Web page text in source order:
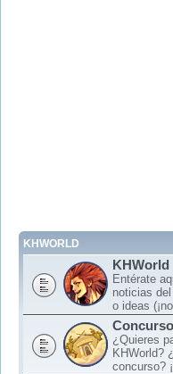
KHWORLD
KHWorld
Entérate
noticias
o ideas
¿Quieres
KHWorld?
concurso?